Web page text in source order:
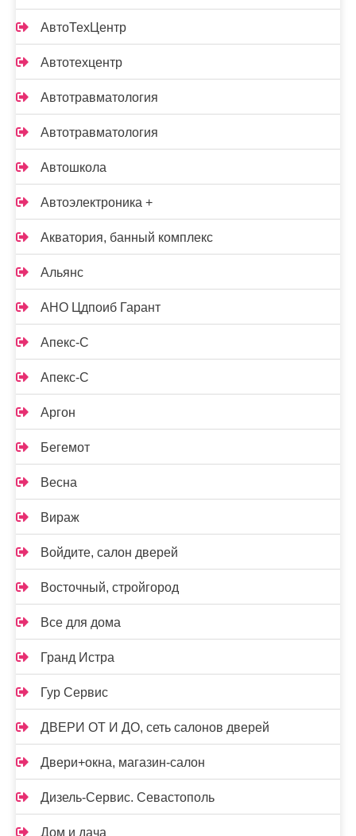
АвтоТехЦентр
Автотехцентр
Автотравматология
Автотравматология
Автошкола
Автоэлектроника +
Акватория, банный комплекс
Альянс
АНО Цдпоиб Гарант
Апекс-С
Апекс-С
Аргон
Бегемот
Весна
Вираж
Войдите, салон дверей
Восточный, стройгород
Все для дома
Гранд Истра
Гур Сервис
ДВЕРИ ОТ И ДО, сеть салонов дверей
Двери+окна, магазин-салон
Дизель-Сервис. Севастополь
Дом и дача